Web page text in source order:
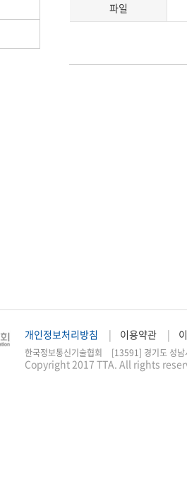
파일
개인정보처리방침 이용약관
한국정보통신기술협회 [13591] 경기도 성
Copyright 2017 TTA. All rights